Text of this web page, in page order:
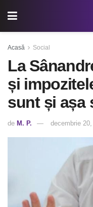
Acasă Social
La
și
sunt și așa
de M. P. decembrie